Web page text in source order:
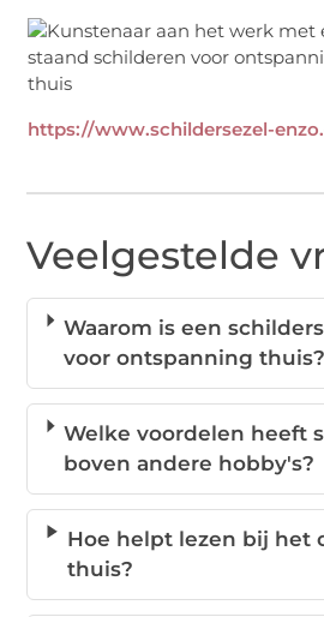
https://www.schildersezel-
Veelgestelde
Waarom is een
voor ontspanning thuis?
Welke voordelen heeft
boven andere hobby's?
Hoe helpt lezen bij het
thuis?